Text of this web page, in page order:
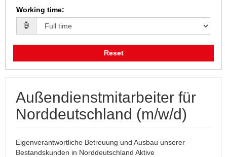
Working time:
Reset
Außendienstmitarbeiter für
Norddeutschland (m/w/d)
Eigenverantwortliche Betreuung und Ausbau unserer
Bestandskunden in Norddeutschland Aktive